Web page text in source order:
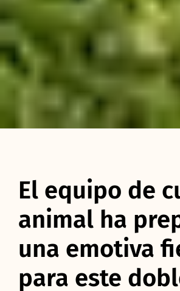
El equipo de
animal ha
una emotiva
para este